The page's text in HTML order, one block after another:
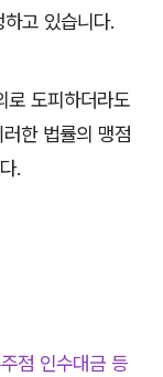
고 있습니다.
로 도피하더라도
한 법률의 맹점
.
점 인수대금 등